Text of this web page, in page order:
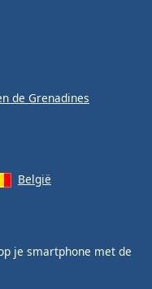
de Grenadines
België
je smartphone met de